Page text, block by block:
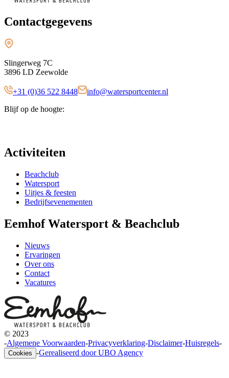
Contactgegevens
Slingerweg 7C
3896 LD Zeewolde
+31 (0)36 522 8448
info@watersportcenter.nl
Blijf op de hoogte:
Activiteiten
Beachclub
Watersport
Uitjes & feesten
Bedrijfsevenementen
Eemhof Watersport & Beachclub
Nieuws
Ervaringen
Over ons
Contact
Vacatures
© 2023
-Algemene Voorwaarden-Privacyverklaring-Disclaimer-Huisregels-
Cookies -Gerealiseerd door UBO Agency